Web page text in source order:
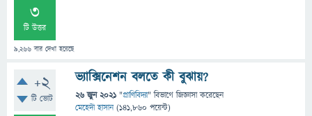
3
টি উত্তর
9,266 বার দেখা হয়েছে
+2
টি ভোট
ভ্যাক্সিনেশন বলতে কী বুঝায়?
26 জুন 2021 "প্রাণিবিদ্যা" বিভাগে জিজ্ঞাসাকরেছেন
মেহেদী হাসান (141,860 পয়েন্ট)